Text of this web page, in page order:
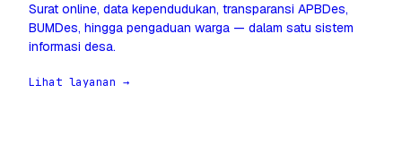
Surat online, data kependudukan, transparansi APBDes,
BUMDes, hingga pengaduan warga — dalam satu sistem
informasi desa.
Lihat layanan →